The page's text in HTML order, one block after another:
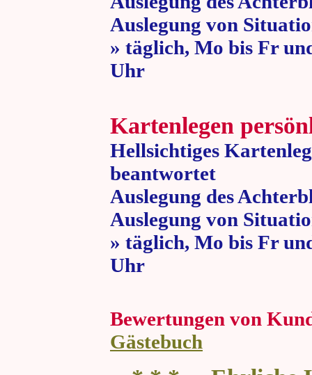
Auslegung von
» täglich, Mo bis Fr
Uhr » 80
Kartenlegen
Hellsichtiges
beantwortet
Auslegung des
Auslegung von
» täglich, Mo bis Fr
Uhr » 80
Bewertungen von
Gästebuch